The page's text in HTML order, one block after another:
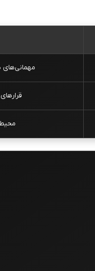
مهمانی‌های